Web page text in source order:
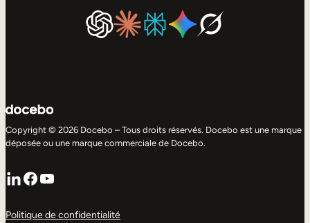
Copyright © 2026 Docebo – Tous droits réservés. Docebo est une marque
déposée ou une marque commerciale de Docebo.
LinkedIn
Facebook
YouTube
Politique de confidentialité